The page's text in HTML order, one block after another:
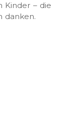
Kinder – die
danken.